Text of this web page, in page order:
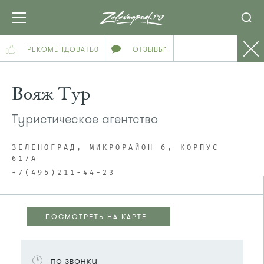
РЕКОМЕНДОВАТЬ0 ОТЗЫВЫ1
Вояж Тур
Туристическое агентство
ЗЕЛЕНОГРАД, МИКРОРАЙОН 6, КОРПУС
617А
+7(495)211-44-23
ПОСМОТРЕТЬ НА КАРТЕ
по звонку